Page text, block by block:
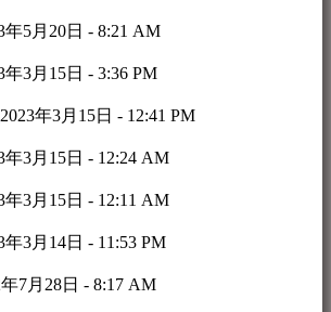
年5月20日 - 8:21 AM
年3月15日 - 3:36 PM
2023年3月15日 - 12:41 PM
年3月15日 - 12:24 AM
年3月15日 - 12:11 AM
年3月14日 - 11:53 PM
7月28日 - 8:17 AM